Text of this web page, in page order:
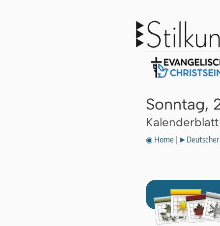
Sonntag,
◉ Home ►Deutscher